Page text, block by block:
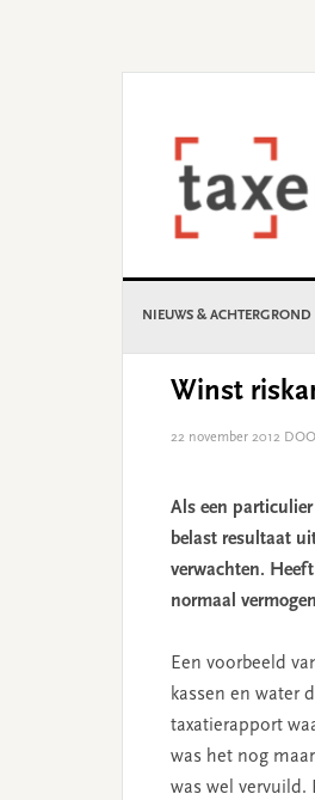
NIEUWS & ACHTERGROND
Winst
22 november 2012
Als een
belast resultaat
verwachten.
normaal
Een voorbeeld
kassen en water
taxatierapport
was het nog
was wel vervuild.